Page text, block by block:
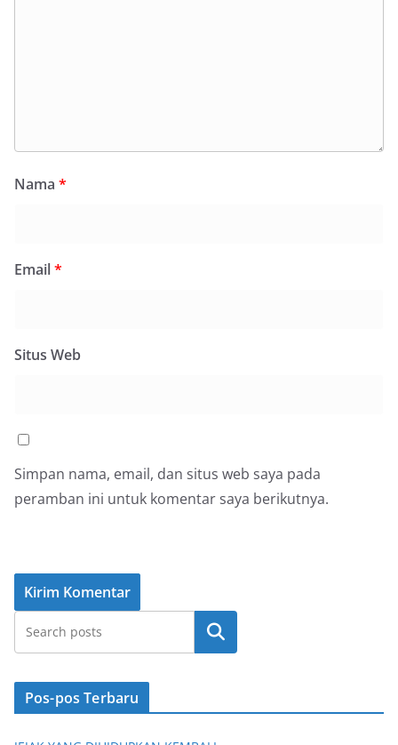
Nama *
Email*
Situs Web
Simpan nama, email, dan situs web saya pada
peramban ini untuk komentar saya berikutnya.
Cari
Pos-pos Terbaru